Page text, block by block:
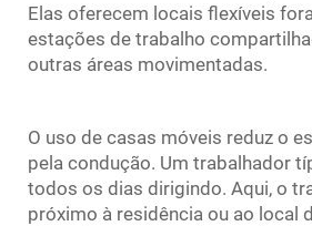
Elas oferecem locais flexíveis
estações de trabalho
outras áreas movimentadas.
O uso de casas móveis reduz o
pela condução. Um trabalhador
todos os dias dirigindo. Aqui, o
próximo à residência ou ao local